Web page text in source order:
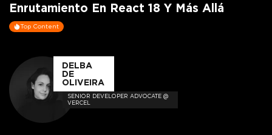
Enrutamiento En React 18 Y Más Allá
Top Content
DELBA
DE
OLIVEIRA
SENIOR DEVELOPER ADVOCATE @
VERCEL